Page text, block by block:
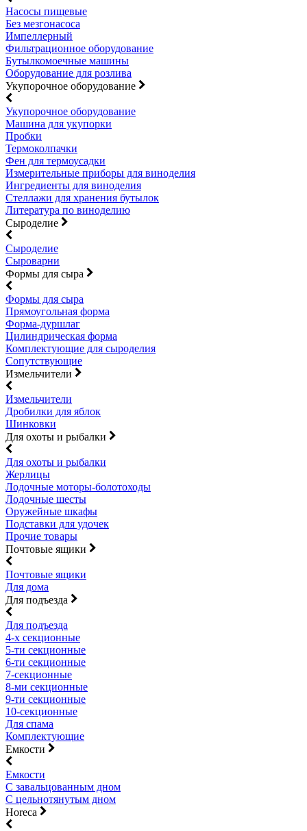
Насосы пищевые
Без мезгонасоса
Импеллерный
Фильтрационное оборудование
Бутылкомоечные машины
Оборудование для розлива
Укупорочное оборудование
Укупорочное оборудование
Машина для укупорки
Пробки
Термоколпачки
Фен для термоусадки
Измерительные приборы для виноделия
Ингредиенты для виноделия
Стеллажи для хранения бутылок
Литература по виноделию
Сыроделие
Сыроделие
Сыроварни
Формы для сыра
Формы для сыра
Прямоугольная форма
Форма-дуршлаг
Цилиндрическая форма
Комплектующие для сыроделия
Сопутствующие
Измельчители
Измельчители
Дробилки для яблок
Шинковки
Для охоты и рыбалки
Для охоты и рыбалки
Жерлицы
Лодочные моторы-болотоходы
Лодочные шесты
Оружейные шкафы
Подставки для удочек
Прочие товары
Почтовые ящики
Почтовые ящики
Для дома
Для подъезда
Для подъезда
4-х секционные
5-ти секционные
6-ти секционные
7-секционные
8-ми секционные
9-ти секционные
10-секционные
Для спама
Комплектующие
Емкости
Емкости
С завальцованным дном
С цельнотянутым дном
Horeca